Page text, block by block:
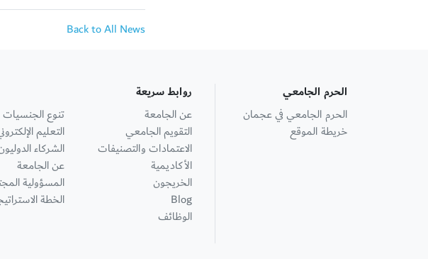
Back to All News
الحرم الجامعي
الحرم الجامعي في عجمان
خريطة الموقع
روابط سريعة
عن الجامعة
التقويم الجامعي
الاعتمادات والتصنيفات
الأكاديمية
الخريجون
Blog
الوظائف
تنوع الجنسيات
التعليم
الشركاء
عن الجامعة
المسؤولية
الخطة